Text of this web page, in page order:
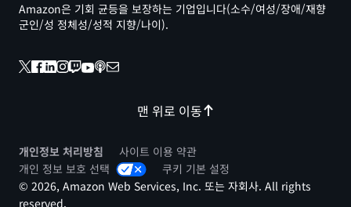
맨 위로 이동
Amazon은 기회 균등을 보장하는 기업입니다(소수/여성/장애/재향
군인/성 정체성/성적 지향/나이).
개인정보 처리방침
사이트 이용 약관
개인 정보 보호 선택
쿠키 기본 설정
© 2026, Amazon Web Services, Inc. 또는 자회사. All rights
reserved.